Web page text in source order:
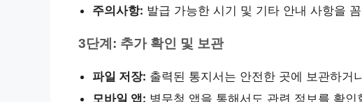
주의사항: 발급 가능한 시기 및 기타 안내 사항을
3단계: 추가 확인 및 보관
파일 저장: 출력된 통지서는 안전한 곳에 보관하거
모바일 앱: 병무청 앱을 통해서도 관련 정보를 확인